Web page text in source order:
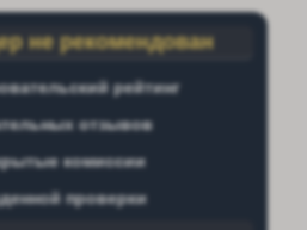
не рекомендован
рейтинг
отзывов
комиссии
проверки